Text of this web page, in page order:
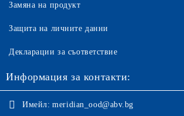
Замяна на продукт
Защита на личните данни
Декларации за съответствие
Информация за контакти:
Имейл: meridian_ood@abv.bg